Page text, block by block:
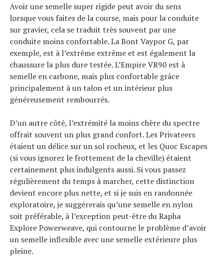
Avoir une semelle super rigide peut avoir du sens
lorsque vous faites de la course, mais pour la conduite
sur gravier, cela se traduit très souvent par une
conduite moins confortable. La Bont Vaypor G, par
exemple, est à l’extrême extrême et est également la
chaussure la plus dure testée. L’Empire VR90 est à
semelle en carbone, mais plus confortable grâce
principalement à un talon et un intérieur plus
généreusement rembourrés.
D’un autre côté, l’extrémité la moins chère du spectre
offrait souvent un plus grand confort. Les Privateers
étaient un délice sur un sol rocheux, et les Quoc Escapes
(si vous ignorez le frottement de la cheville) étaient
certainement plus indulgents aussi. Si vous passez
régulièrement du temps à marcher, cette distinction
devient encore plus nette, et si je suis en randonnée
exploratoire, je suggérerais qu’une semelle en nylon
soit préférable, à l’exception peut-être du Rapha
Explore Powerweave, qui contourne le problème d’avoir
un semelle inflexible avec une semelle extérieure plus
pleine.